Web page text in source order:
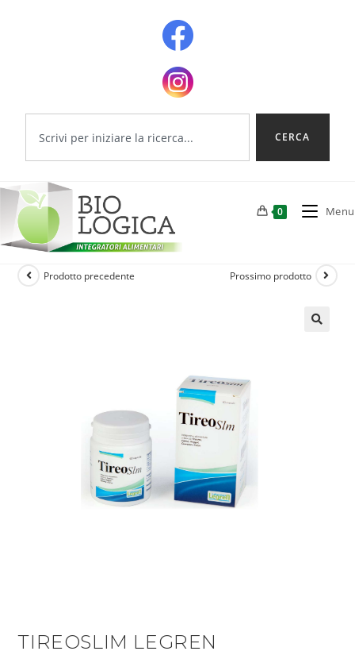
CERCA
0 Menu
Prodotto precedente Prossimo prodotto
TIREOSLIM LEGREN